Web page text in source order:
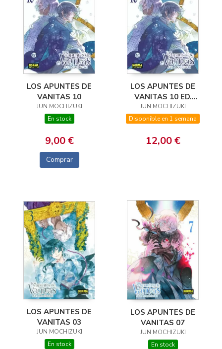
LOS APUNTES DE
VANITAS 10
JUN MOCHIZUKI
En stock
9,00 €
Comprar
LOS APUNTES DE
VANITAS 10 ED.
ESPECIAL
JUN MOCHIZUKI
Disponible en 1 semana
12,00 €
LOS APUNTES DE
VANITAS 03
JUN MOCHIZUKI
En stock
LOS APUNTES DE
VANITAS 07
JUN MOCHIZUKI
En stock